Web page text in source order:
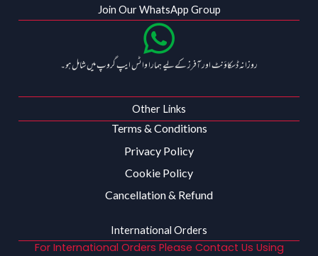
Join Our WhatsApp Group
روزانہ ڈسکاؤنٹ اور آفرز کے لیے ہمارا واٹس ایپ گروپ میں شامل ہو۔
Other Links
Terms & Conditions
Privacy Policy
Cookie Policy
Cancellation & Refund
International Orders
For International Orders Please Contact Us Using